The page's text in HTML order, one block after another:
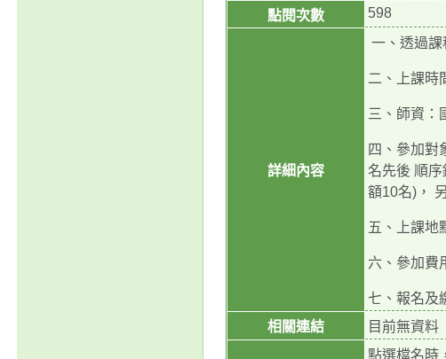
點閱次數
598
詳細內容
一、透過課
二、上課時
三、師資：
四、參加對
名先後 順
額10名)，
五、上課地
六、參加費
七、報名及
相關連結
目前無資料
點選檔名時